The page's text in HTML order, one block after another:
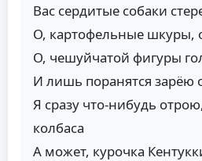
Вас сердитые собаки
О, картофельные шкуры,
О, чешуйчатой фигуры
И лишь поранятся зарёю
Я сразу что-нибудь
колбаса
А может, курочка